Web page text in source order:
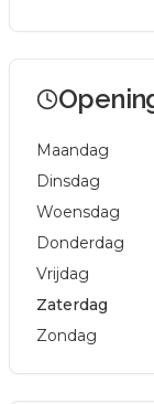
Maandag
Dinsdag
Woensdag
Donderdag
Vrijdag
Zaterdag
Zondag